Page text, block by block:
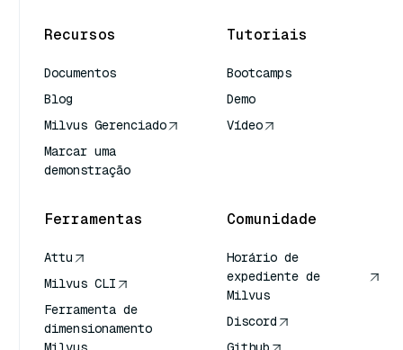
Recursos
Documentos
Blog
Milvus Gerenciado
Marcar uma
demonstração
Tutoriais
Bootcamps
Demo
Vídeo
Ferramentas
Attu
Milvus CLI
Ferramenta de
dimensionamento
Comunidade
Horário de
expediente de
Milvus
Discord